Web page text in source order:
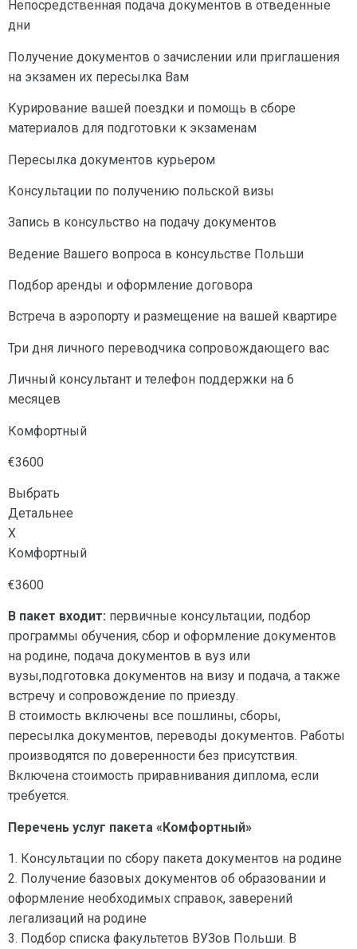
Непосредственная подача документов в отведенные
дни
Получение документов о зачислении или приглашения
на экзамен их пересылка Вам
Курирование вашей поездки и помощь в сборе
материалов для подготовки к экзаменам
Пересылка документов курьером
Консультации по получению польской визы
Запись в консульство на подачу документов
Ведение Вашего вопроса в консульстве Польши
Подбор аренды и оформление договора
Встреча в аэропорту и размещение на вашей квартире
Три дня личного переводчика сопровождающего вас
Личный консультант и телефон поддержки на 6
месяцев
Комфортный
€3600
Выбрать
Детальнее
X
Комфортный
€3600
В пакет входит: первичные консультации, подбор
программы обучения, сбор и оформление документов
на родине, подача документов в вуз или
вузы,подготовка документов на визу и подача, а также
встречу и сопровождение по приезду.
В стоимость включены все пошлины, сборы,
пересылка документов, переводы документов. Работы
производятся по доверенности без присутствия.
Включена стоимость приравнивания диплома, если
требуется.
Перечень услуг пакета «Комфортный»
1. Консультации по сбору пакета документов на родине
2. Получение базовых документов об образовании и
оформление необходимых справок, заверений
легализаций на родине
3. Подбор списка факультетов ВУЗов Польши. В